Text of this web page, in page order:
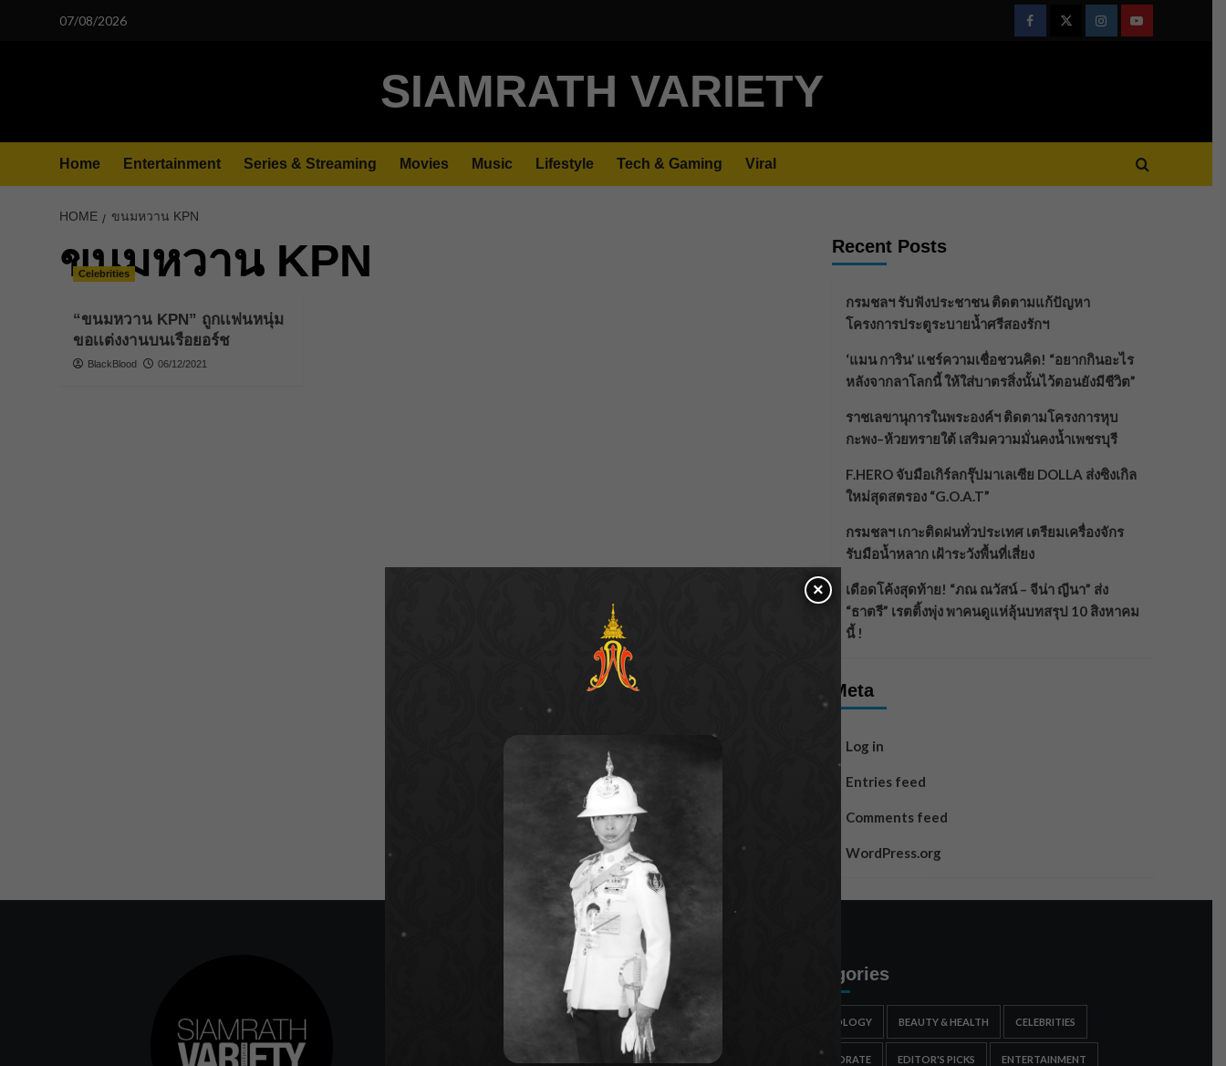
07/08/2026
FacebookTwitterInstagramYoutube
SIAMRATH VARIETY
Home Entertainment Series & Streaming Movies Music Lifestyle Tech & Gaming Viral
HOME ขนมหวาน KPN
ขนมหวาน KPN
Celebrities
“ขนมหวาน KPN” ถูกเเฟนหนุ่ม
ขอเเต่งงานบนเรือยอร์ช
BlackBlood 06/12/2021
Recent Posts
กรมชลฯ รับฟังประชาชน ติดตามแก้ปัญหา
โครงการประตูระบายน้ำศรีสองรักฯ
‘แมน การิน’ แชร์ความเชื่อชวนคิด! “อยากกินอะไร
หลังจากลาโลกนี้ ให้ใส่บาตรสิ่งนั้นไว้ตอนยังมีชีวิต”
ราชเลขานุการในพระองค์ฯ ติดตามโครงการหุบ
กะพง–ห้วยทรายใต้ เสริมความมั่นคงน้ำเพชรบุรี
F.HERO จับมือเกิร์ลกรุ๊ปมาเลเซีย DOLLA ส่งซิงเกิล
ใหม่สุดสตรอง “G.O.A.T”
กรมชลฯ เกาะติดฝนทั่วประเทศ เตรียมเครื่องจักร
รับมือน้ำหลาก เฝ้าระวังพื้นที่เสี่ยง
เดือดโค้งสุดท้าย! “ภณ ณวัสน์ – จีน่า ญีนา” ส่ง
“ธาตรี” เรตติ้งพุ่ง พาคนดูแห่ลุ้นบทสรุป 10 สิงหาคม
นี้ !
Meta
Log in
Entries feed
Comments feed
WordPress.org
กรมชลฯ รับฟังประชาชน ติดตามแก้ปัญหาโครงการประตู
Categories
ASTROLOGY BEAUTY & HEALTH CELEBRITIES
CORPORATE EDITOR'S PICKS ENTERTAINMENT
×